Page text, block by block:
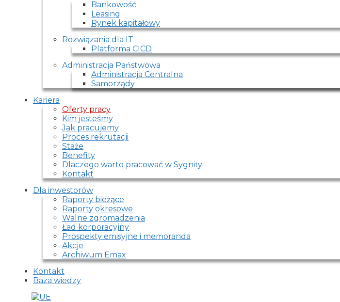
Bankowość
Leasing
Rynek kapitałowy
Rozwiązania dla IT
Platforma CICD
Administracja Państwowa
Administracja Centralna
Samorządy
Kariera
Oferty pracy
Kim jesteśmy
Jak pracujemy
Proces rekrutacji
Staże
Benefity
Dlaczego warto pracować w Sygnity
Kontakt
Dla inwestorów
Raporty bieżące
Raporty okresowe
Walne zgromadzenia
Ład korporacyjny
Prospekty emisyjne i memoranda
Akcje
Archiwum Emax
Kontakt
Baza wiedzy